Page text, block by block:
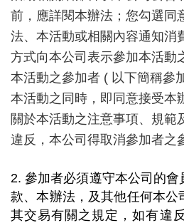
前，應詳閱本辦法；您勾選同
法、本活動或相關內容通知消
方式向本公司表示參加本活動
本活動之參加者 ( 以下簡稱參
本活動之同時，即同意接受本
關於本活動之注意事項、規範
違反，本公司得取消參加者之
2. 參加者必須遵守本公司的
款、本辦法，及其他任何本公
其交易有關之規定，如有違